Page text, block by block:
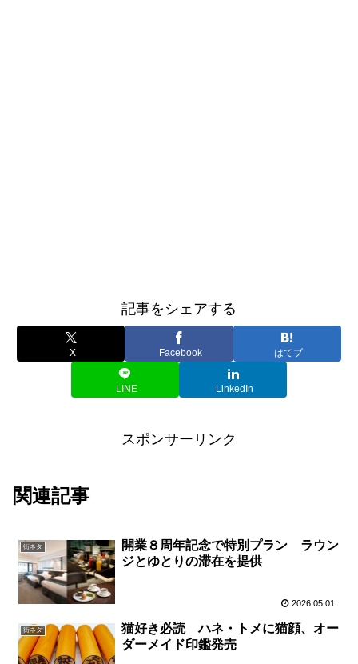
記事をシェアする
X Facebook はてブ
LINE LinkedIn
スポンサーリンク
関連記事
街ネタ
開業８周年記念で特別プラン ラウン
ジとゆとりの滞在を提供
2026.05.01
街ネタ
猫好き必読 ハネ・トメに猫顔、オー
ダーメイド印鑑発売